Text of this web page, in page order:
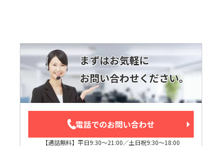
まずはお気軽に
お問い合わせください。
電話でのお問い合わせ
【通話無料】平日9:30～21:00／土日祝9:30～18:00